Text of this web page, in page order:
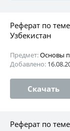
Реферат по
Узбекистан
Предмет:Основы
Добавлено:
Скачать
Реферат по